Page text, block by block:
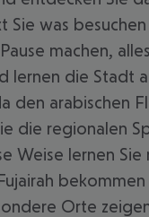
was
machen,
lernen die Stadt
arabischen
regionalen
lernen Sie
Orte